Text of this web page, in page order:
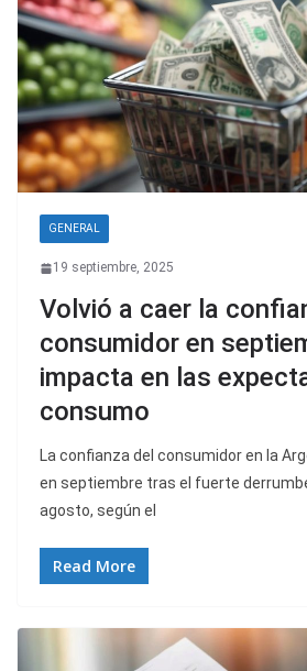
GENERAL
19 septiembre, 2025
Volvió a caer la
consumidor en
impacta en las
consumo
La confianza del consumidor en la
en septiembre tras el fuerte
agosto, según el
Read More